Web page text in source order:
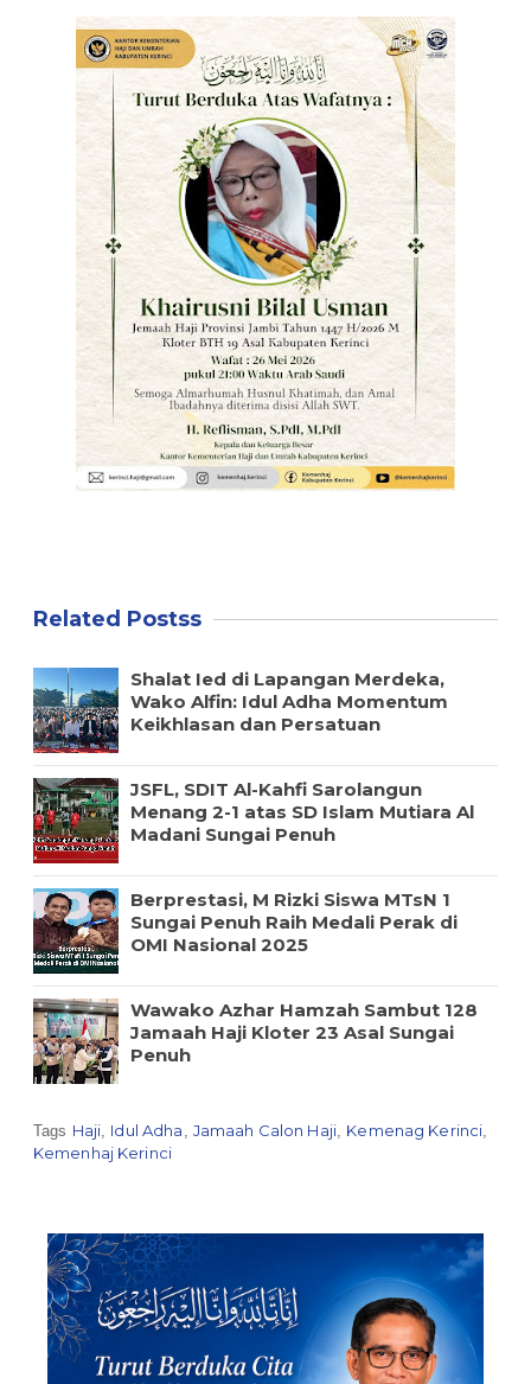
Related Postss
Shalat Ied di Lapangan Merdeka,
Wako Alfin: Idul Adha Momentum
Keikhlasan dan Persatuan
JSFL, SDIT Al-Kahfi Sarolangun
Menang 2-1 atas SD Islam Mutiara Al
Madani Sungai Penuh
Berprestasi, M Rizki Siswa MTsN 1
Sungai Penuh Raih Medali Perak di
OMI Nasional 2025
Wawako Azhar Hamzah Sambut 128
Jamaah Haji Kloter 23 Asal Sungai
Penuh
Tags Haji Idul Adha Jamaah Calon Haji, Kemenag Kerinci
Kemenhaj Kerinci